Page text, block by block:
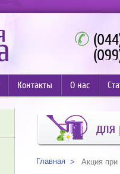
Контакты О нас
для
Главная Акция при